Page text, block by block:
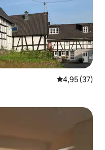
Classificação
4,95 (37)